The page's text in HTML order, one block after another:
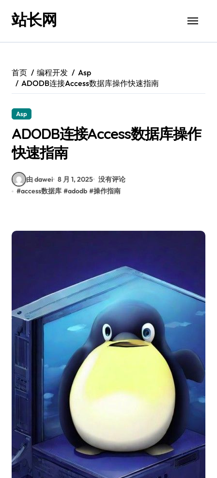
站长网
首页 编程开发
Asp
ADODB连接Access数据库操作快速指南
Asp
ADODB连接Access数据库操作
快速指南
由 dawei 8 月 1, 2025 没有评论
#access数据库 #adodb #操作指南